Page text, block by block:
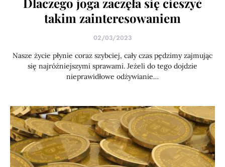
takim zainteresowaniem
02/03/2023
Nasze życie płynie coraz szybciej, cały czas pędzimy zajmując
się najróżniejszymi sprawami. Jeżeli do tego dojdzie
nieprawidłowe odżywianie…